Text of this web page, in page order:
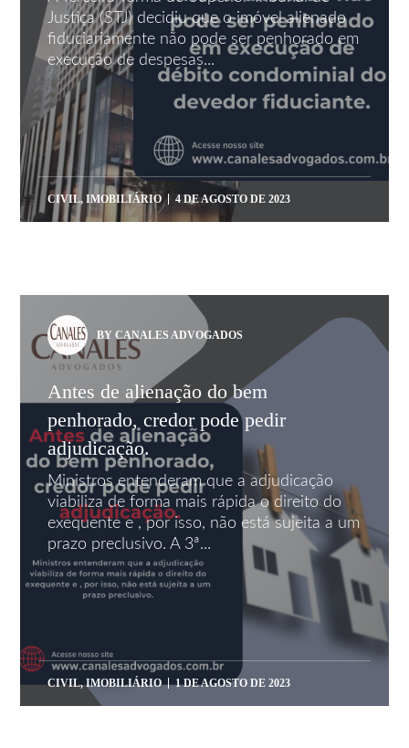
Justiça (STJ) decidiu que o imóvel alienado
fiduciariamente não pode ser penhorado em
execução de despesas...
CIVIL,IMOBILIÁRIO 4 DE AGOSTO DE 2023
BY CANALES ADVOGADOS
Antes de alienação do bem
penhorado, credor pode pedir
adjudicação.
Ministros entenderam que a adjudicação
viabiliza de forma mais rápida o direito do
exequente e , por isso, não está sujeita a um
prazo preclusivo. A 3ª...
CIVIL,IMOBILIÁRIO 1 DE AGOSTO DE 2023